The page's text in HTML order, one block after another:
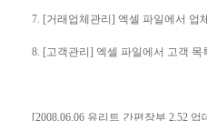
7. [거래업체관리] 엑셀 파일에서 업
8. [고객관리] 엑셀 파일에서 고객
[2008.06.06 유리트 간편장부 2.52 업